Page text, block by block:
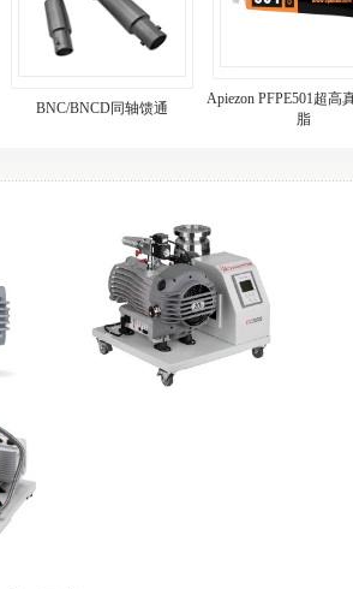
BNC/BNCD同轴馈通
Apiezon PFPE501超高真空润